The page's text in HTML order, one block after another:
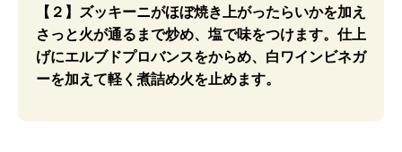
【２】ズッキーニがほぼ焼き上がったらいかを加え
さっと火が通るまで炒め、塩で味をつけます。仕上
げにエルブドプロバンスをからめ、白ワインビネガ
ーを加えて軽く煮詰め火を止めます。